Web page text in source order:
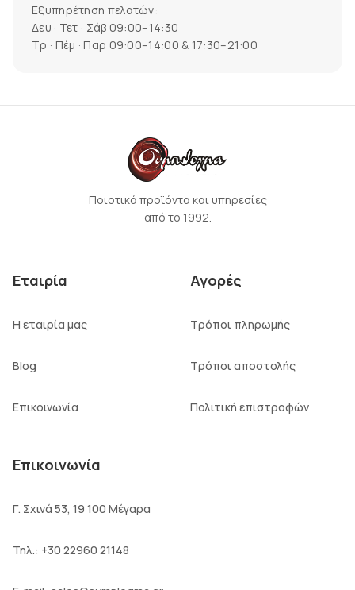
Εξυπηρέτηση πελατών:
Δευ · Τετ · Σάβ 09:00–14:30
Τρ · Πέμ · Παρ 09:00–14:00 & 17:30–21:00
Ποιοτικά προϊόντα και υπηρεσίες
από το 1992.
Εταιρία
Η εταιρία μας
Blog
Επικοινωνία
Αγορές
Τρόποι πληρωμής
Τρόποι αποστολής
Πολιτική επιστροφών
Επικοινωνία
Γ. Σχινά 53, 19 100 Μέγαρα
Τηλ.: +30 22960 21148